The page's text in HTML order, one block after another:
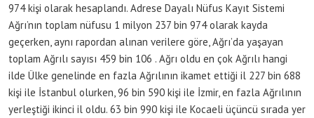
974 kişi olarak hesaplandı. Adrese Dayalı Nüfus Kayıt Sistemi
Ağrı’nın toplam nüfusu 1 milyon 237 bin 974 olarak kayda
geçerken, aynı rapordan alınan verilere göre, Ağrı’da yaşayan
toplam Ağrılı sayısı 459 bin 106 . Ağrı oldu en çok Ağrılı hangi
ilde Ülke genelinde en fazla Ağrılının ikamet ettiği il 227 bin 688
kişi ile İstanbul olurken, 96 bin 590 kişi ile İzmir, en fazla Ağrılının
yerleştiği ikinci il oldu. 63 bin 990 kişi ile Kocaeli üçüncü sırada yer